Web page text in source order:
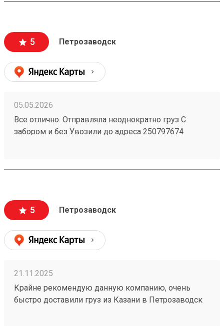
5 Петрозаводск
05.05.2026
Все отлично. Отправляла неоднократно груз С
забором и без Увозили до адреса 250797674
5 Петрозаводск
21.11.2025
Крайне рекомендую данную компанию, очень
быстро доставили груз из Казани в Петрозаводск